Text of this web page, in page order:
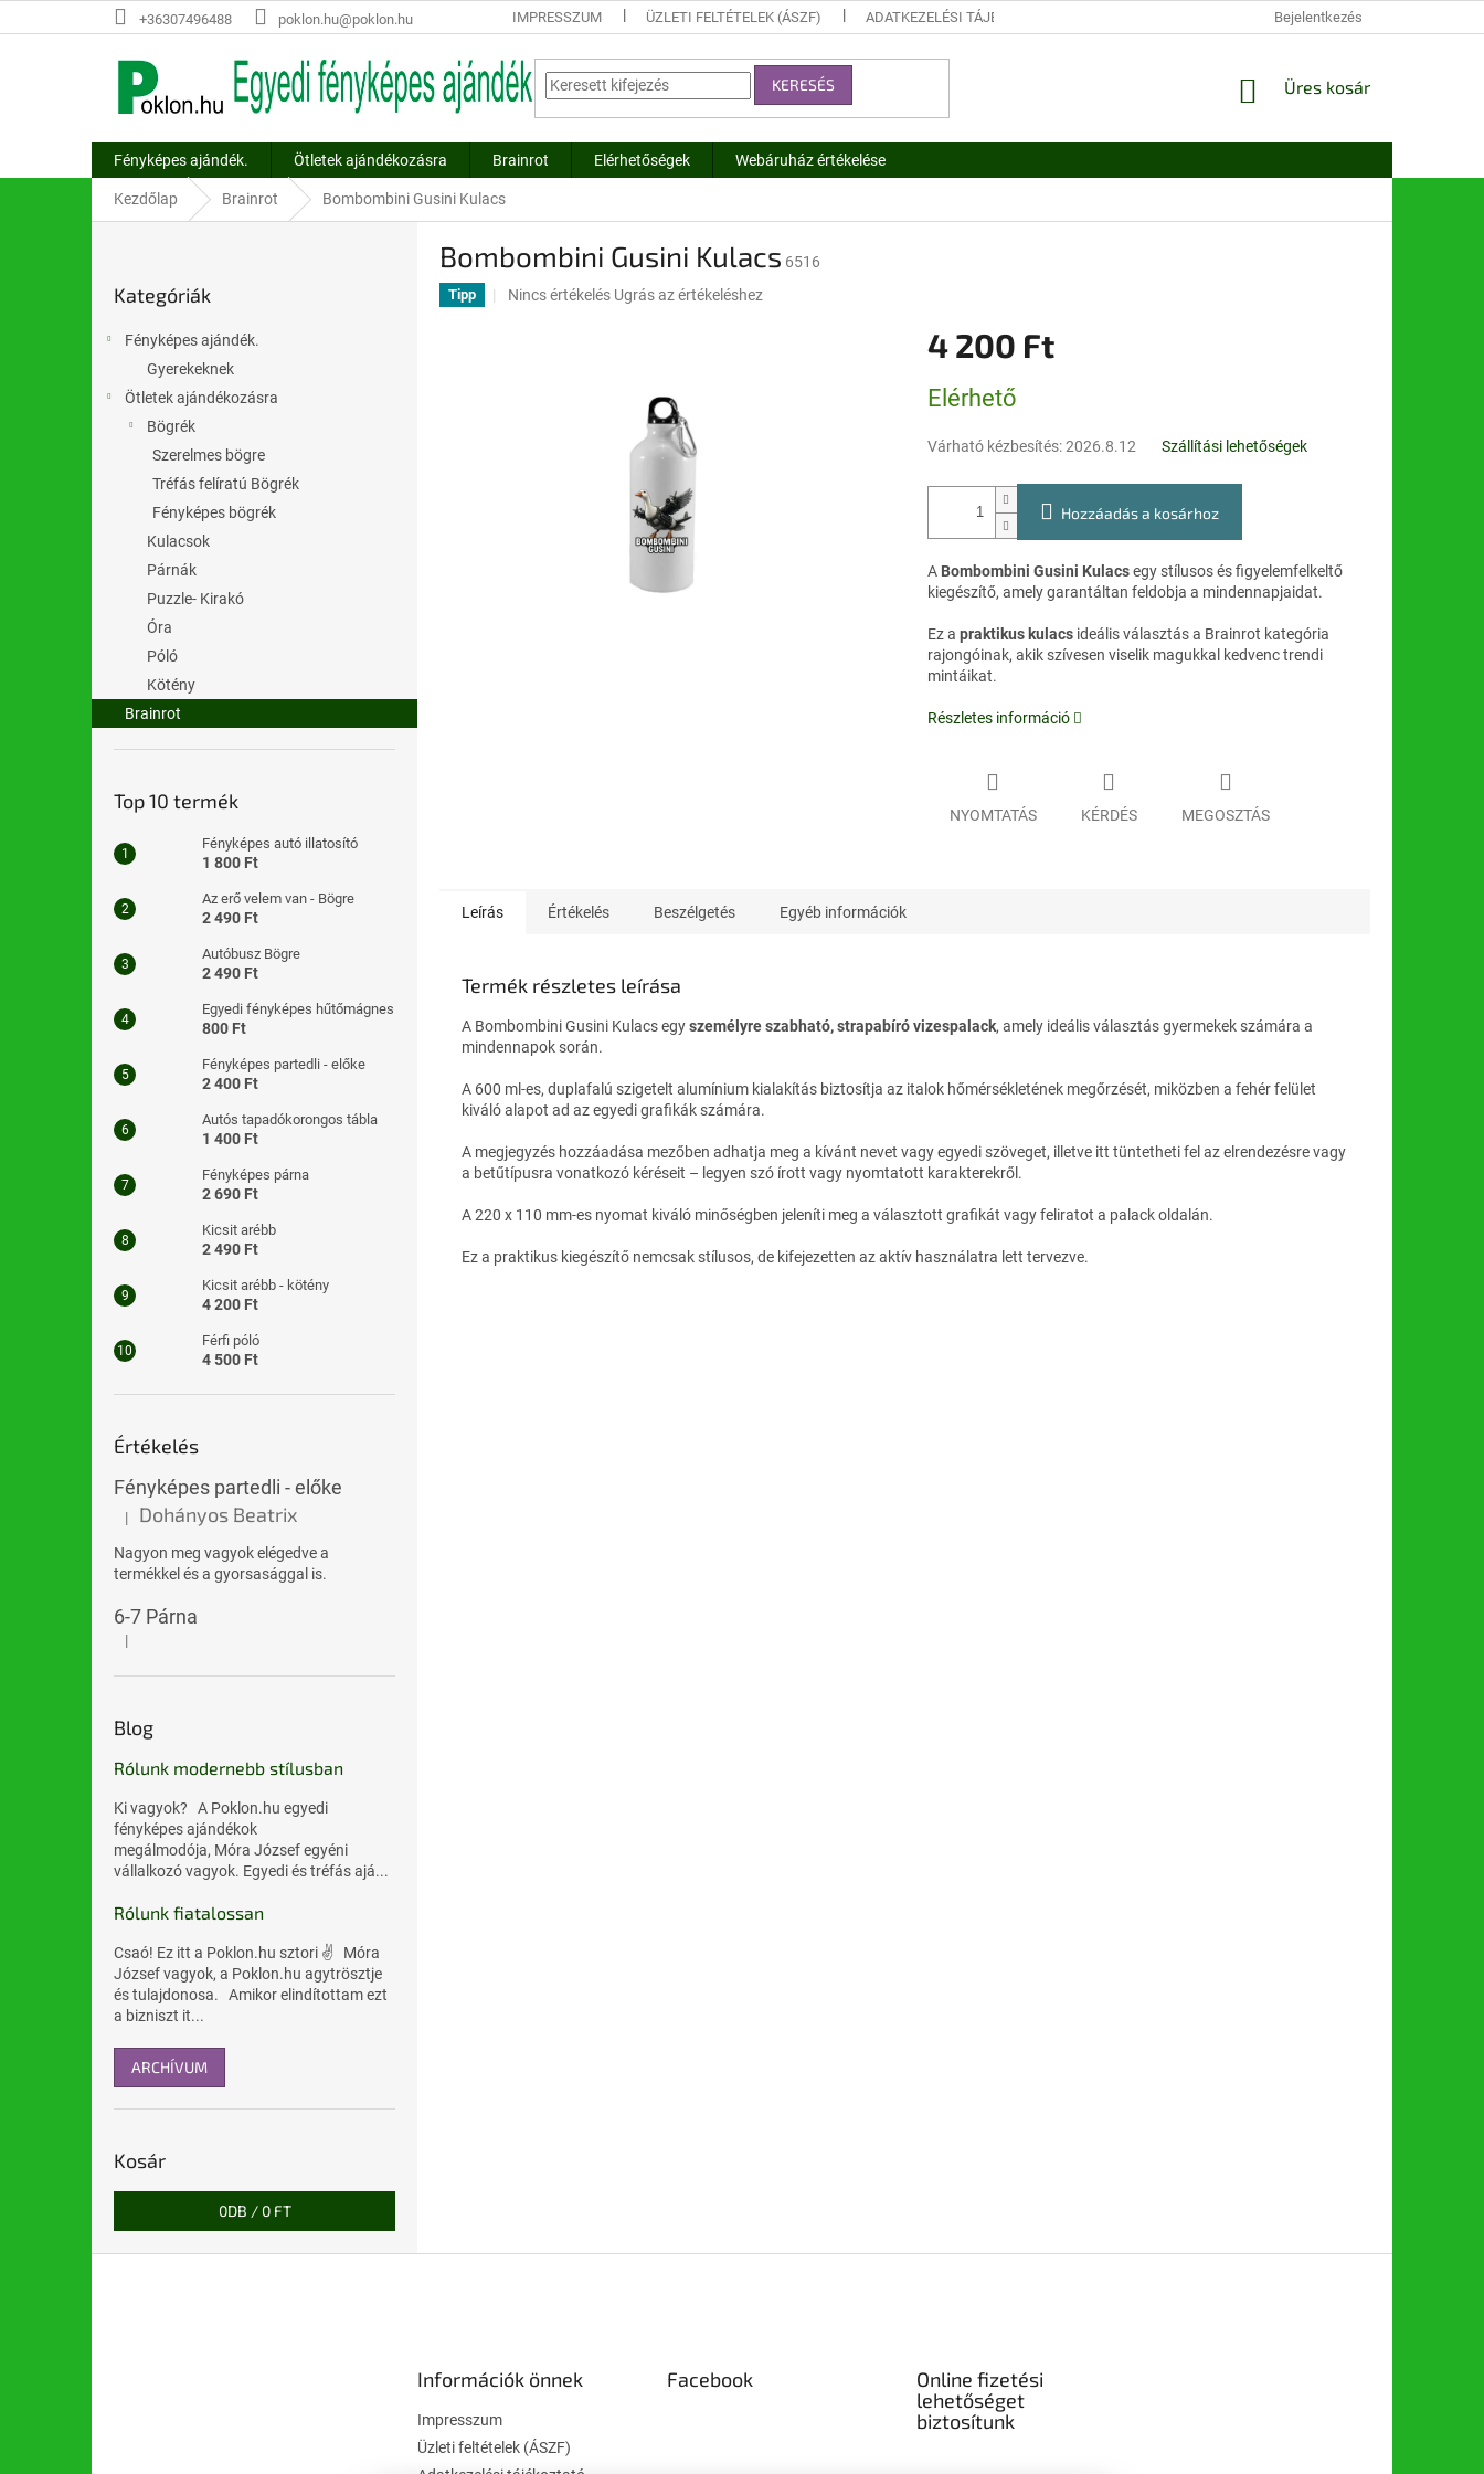
a
+36307496488 poklon.hu@poklon.hu IMPRESSZUM ÜZLETI FELTÉTELEK (ÁSZF) ADATKEZELÉSI TÁJÉKOZTATÓ VÁSÁROLJON OLCSÓBBAN A VÁSÁRLÁS LÉPÉSEI
Bejelentkezés
KERESÉS KOSÁR
Üres kosár
Fényképes ajándék. Ötletek ajándékozásra Brainrot Elérhetőségek Webáruház értékelése
Kezdőlap Brainrot Bombombini Gusini Kulacs
átugrása
Kategóriák
Fényképes ajándék.
Gyerekeknek
Ötletek ajándékozásra
Bögrék
Szerelmes bögre
Tréfás felíratú Bögrék
Fényképes bögrék
Kulacsok
Párnák
Puzzle- Kirakó
Óra
Póló
Kötény
Brainrot
Top 10 termék
Fényképes autó illatosító
1 800 Ft
Az erő velem van - Bögre
2 490 Ft
Autóbusz Bögre
2 490 Ft
Egyedi fényképes hűtőmágnes
800 Ft
Fényképes partedli - előke
2 400 Ft
Autós tapadókorongos tábla
1 400 Ft
Fényképes párna
2 690 Ft
Kicsit arébb
2 490 Ft
Kicsit arébb - kötény
4 200 Ft
Férfi póló
4 500 Ft
Értékelés
Fényképes partedli - előke
A termék értékelése 5-ből 5 csillag.
| Dohányos Beatrix
Nagyon meg vagyok elégedve a
termékkel és a gyorsasággal is.
6-7 Párna
A termék értékelése 5-ből 5 csillag.
|
Blog
Rólunk modernebb stílusban
Ki vagyok? A Poklon.hu egyedi
fényképes ajándékok
megálmodója, Móra József egyéni
vállalkozó vagyok. Egyedi és tréfás ajá...
Rólunk fiatalossan
Csaó! Ez itt a Poklon.hu sztori ✌️ Móra
József vagyok, a Poklon.hu agytrösztje
és tulajdonosa. Amikor elindítottam ezt
a bizniszt it...
ARCHÍVUM
Kosár
0DB / 0 FT
Bombombini Gusini Kulacs 6516
Tipp
A
Nincs értékelés Ugrás az értékeléshez
4 200 Ft
Elérhető
Várható kézbesítés: 2026.8.12 Szállítási lehetőségek
Hozzáadás a kosárhoz
A Bombombini Gusini Kulacsegy stílusos és figyelemfelkeltő
kiegészítő, amely garantáltan feldobja a mindennapjaidat.
Ez a praktikus kulacsideális választás a Brainrot kategória
rajongóinak, akik szívesen viselik magukkal kedvenc trendi
mintáikat.
Részletes információ
NYOMTATÁS KÉRDÉS MEGOSZTÁS
Leírás Értékelés Beszélgetés Egyéb információk
Termék részletes leírása
A Bombombini Gusini Kulacs egyszemélyre szabható, strapabíró vizespalack, amely ideális választás gyermekek számára a
mindennapok során.
A 600 ml-es, duplafalú szigetelt alumínium kialakítás biztosítja az italok hőmérsékletének megőrzését, miközben a fehér felület
kiváló alapot ad az egyedi grafikák számára.
A megjegyzés hozzáadása mezőben adhatja meg a kívánt nevet vagy egyedi szöveget, illetve itt tüntetheti fel az elrendezésre vagy
a betűtípusra vonatkozó kéréseit – legyen szó írott vagy nyomtatott karakterekről.
A 220 x 110 mm-es nyomat kiváló minőségben jeleníti meg a választott grafikát vagy feliratot a palack oldalán.
Ez a praktikus kiegészítő nemcsak stílusos, de kifejezetten az aktív használatra lett tervezve.
Információk önnek
Impresszum
Üzleti feltételek (ÁSZF)
Facebook
Online fizetési
lehetőséget
biztosítunk